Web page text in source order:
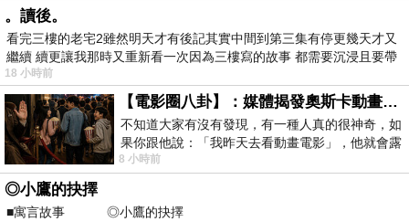
。讀後。
看完三樓的老宅2雖然明天才有後記其實中間到第三集有停更幾天才又
繼續 續更讓我那時又重新看一次因為三樓寫的故事 都需要沉浸且要帶
有
18 小時前
【電影圈八卦】：媒體揭發奧斯卡動畫項目投票醜聞！好萊塢為什麼看不起動畫電影？
不知道大家有沒有發現，有一種人真的很神奇，如
果你跟他說：「我昨天去看動畫電影」，他就會露
出一種慈祥的微笑，然後問你是不是陪小
8 小時前
◎小鷹的抉擇
■寓言故事 ◎小鷹的抉擇